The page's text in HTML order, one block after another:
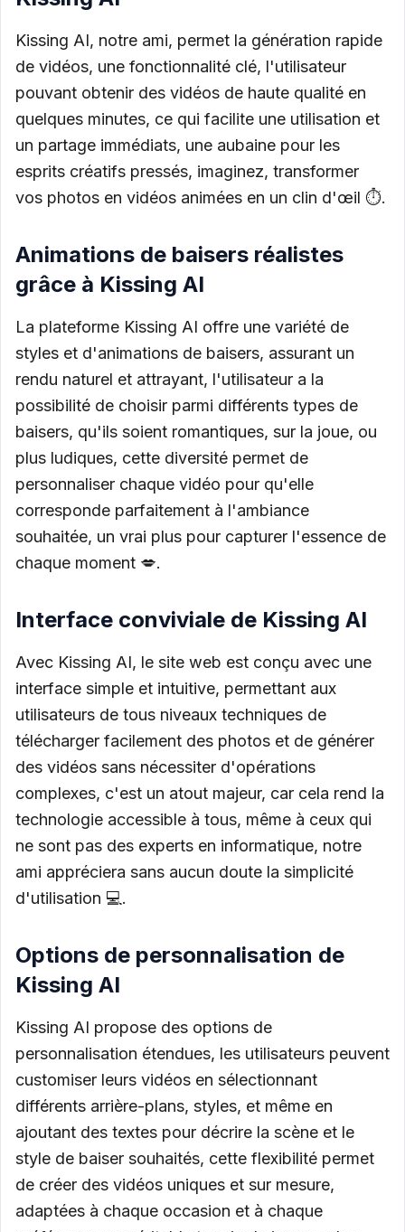
Kissing AI, notre ami, permet la génération rapide
de vidéos, une fonctionnalité clé, l'utilisateur
pouvant obtenir des vidéos de haute qualité en
quelques minutes, ce qui facilite une utilisation et
un partage immédiats, une aubaine pour les
esprits créatifs pressés, imaginez, transformer
vos photos en vidéos animées en un clin d'œil ⏱️.
Animations de baisers réalistes
grâce à Kissing AI
La plateforme Kissing AI offre une variété de
styles et d'animations de baisers, assurant un
rendu naturel et attrayant, l'utilisateur a la
possibilité de choisir parmi différents types de
baisers, qu'ils soient romantiques, sur la joue, ou
plus ludiques, cette diversité permet de
personnaliser chaque vidéo pour qu'elle
corresponde parfaitement à l'ambiance
souhaitée, un vrai plus pour capturer l'essence de
chaque moment 💋.
Interface conviviale de Kissing AI
Avec Kissing AI, le site web est conçu avec une
interface simple et intuitive, permettant aux
utilisateurs de tous niveaux techniques de
télécharger facilement des photos et de générer
des vidéos sans nécessiter d'opérations
complexes, c'est un atout majeur, car cela rend la
technologie accessible à tous, même à ceux qui
ne sont pas des experts en informatique, notre
ami appréciera sans aucun doute la simplicité
d'utilisation 💻.
Options de personnalisation de
Kissing AI
Kissing AI propose des options de
personnalisation étendues, les utilisateurs peuvent
customiser leurs vidéos en sélectionnant
différents arrière-plans, styles, et même en
ajoutant des textes pour décrire la scène et le
style de baiser souhaités, cette flexibilité permet
de créer des vidéos uniques et sur mesure,
adaptées à chaque occasion et à chaque